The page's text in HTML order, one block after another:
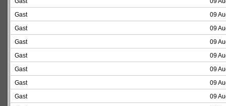
Gast
09
Gast
09
Gast
09
Gast
09
Gast
09
Gast
09
Gast
09